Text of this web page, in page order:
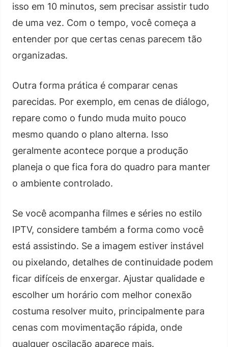
isso em 10 minutos, sem precisar assistir tudo
de uma vez. Com o tempo, você começa a
entender por que certas cenas parecem tão
organizadas.
Outra forma prática é comparar cenas
parecidas. Por exemplo, em cenas de diálogo,
repare como o fundo muda muito pouco
mesmo quando o plano alterna. Isso
geralmente acontece porque a produção
planeja o que fica fora do quadro para manter
o ambiente controlado.
Se você acompanha filmes e séries no estilo
IPTV, considere também a forma como você
está assistindo. Se a imagem estiver instável
ou pixelando, detalhes de continuidade podem
ficar difíceis de enxergar. Ajustar qualidade e
escolher um horário com melhor conexão
costuma resolver muito, principalmente para
cenas com movimentação rápida, onde
qualquer oscilação aparece mais.